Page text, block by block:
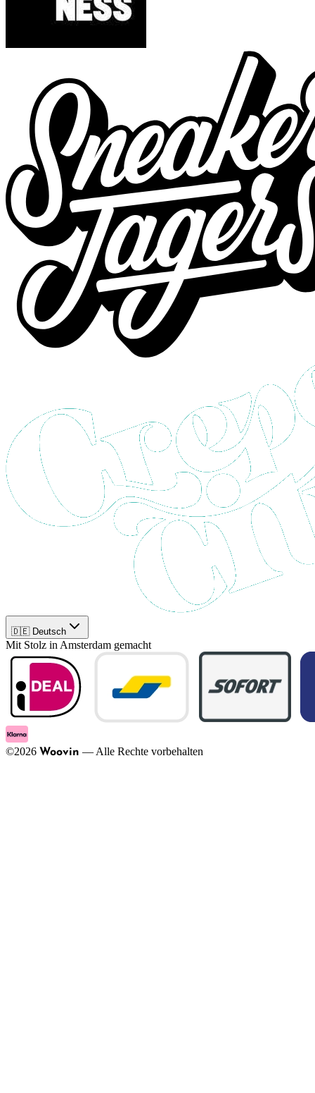
🇩🇪 Deutsch
Mit Stolz in Amsterdam gemacht
©2026 Woovin — Alle Rechte vorbehalten